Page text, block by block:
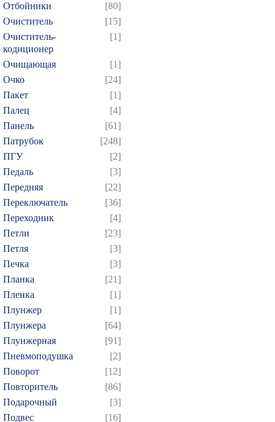
Отбойники
[80]
Очиститель
[15]
Очиститель-
кодиционер
[1]
Очищающая
[1]
Очко
[24]
Пакет
[1]
Палец
[4]
Панель
[61]
Патрубок
[248]
ПГУ
[2]
Педаль
[3]
Передняя
[22]
Переключатель
[36]
Переходник
[4]
Петли
[23]
Петля
[3]
Печка
[3]
Планка
[21]
Пленка
[1]
Плунжер
[1]
Плунжера
[64]
Плунжерная
[91]
Пневмоподушка
[2]
Поворот
[12]
Повторитель
[86]
Подарочный
[3]
Подвес
[16]